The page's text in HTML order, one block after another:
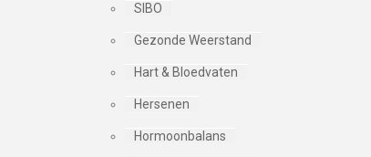
SIBO
Gezonde Weerstand
Hart & Bloedvaten
Hersenen
Hormoonbalans